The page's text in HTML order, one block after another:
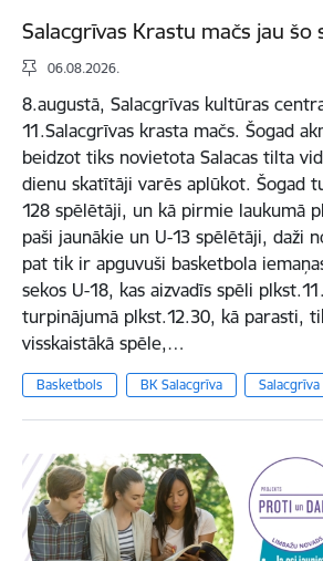
Salacgrīvas Krastu mačs jau šo
06.08.2026.
8.augustā, Salacgrīvas kultūras
11.Salacgrīvas krasta mačs. Šogad
beidzot tiks novietota Salacas tilta
dienu skatītāji varēs aplūkot. Šogad
128 spēlētāji, un kā pirmie laukumā
paši jaunākie un U-13 spēlētāji, daži
pat tik ir apguvuši basketbola
sekos U-18, kas aizvadīs spēli
turpinājumā plkst.12.30, kā parasti,
visskaistākā spēle,…
Basketbols BK Salacgrīva Salacgrīva